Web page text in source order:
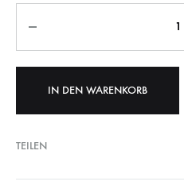
Anzahl
IN DEN WARENKORB
TEILEN